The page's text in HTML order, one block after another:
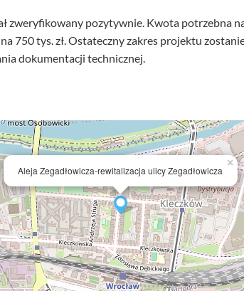
zweryfikowany pozytywnie. Kwota potrzebna
750 tys. zł. Ostateczny zakres projektu
dokumentacji technicznej.
Aleja Zegadłowicza-rewitalizacja ulicy Zegadłowicza
×